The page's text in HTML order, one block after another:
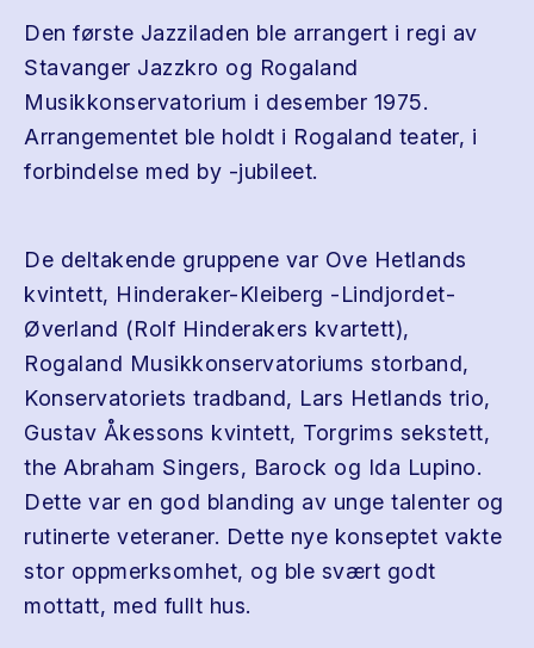
Den første Jazziladen ble arrangert i regi av
Stavanger Jazzkro og Rogaland
Musikkonservatorium i desember 1975.
Arrangementet ble holdt i Rogaland teater, i
forbindelse med by -jubileet.
De deltakende gruppene var Ove Hetlands
kvintett, Hinderaker-Kleiberg -Lindjordet-
Øverland (Rolf Hinderakers kvartett),
Rogaland Musikkonservatoriums storband,
Konservatoriets tradband, Lars Hetlands trio,
Gustav Åkessons kvintett, Torgrims sekstett,
the Abraham Singers, Barock og Ida Lupino.
Dette var en god blanding av unge talenter og
rutinerte veteraner. Dette nye konseptet vakte
stor oppmerksomhet, og ble svært godt
mottatt, med fullt hus.